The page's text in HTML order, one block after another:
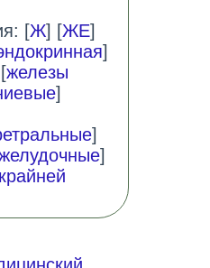
[Ж] [ЖЕ]
]
железы
]
]
]